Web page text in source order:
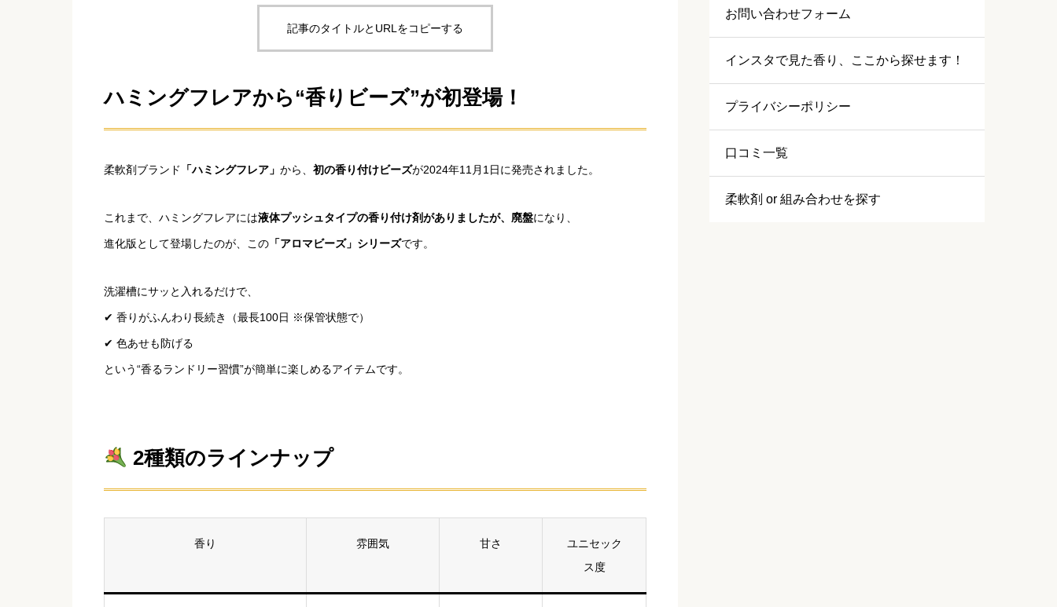
記事のタイトルとURLをコピーする
ハミングフレアから“香りビーズ”が初登場！
柔軟剤ブランド 「ハミングフレア」 から、 初の香り付けビーズが2024年11月1日に発売されました。
これまで、ハミングフレアには液体プッシュタイプの香り付け剤がありましたが、廃盤になり、
進化版として登場したのが、この 「アロマビーズ」シリーズです。
洗濯槽にサッと入れるだけで、
✔ 香りがふんわり長続き（最長100日 ※保管状態で）
✔ 色あせも防げる
という“香るランドリー習慣”が簡単に楽しめるアイテムです。
2種類のラインナップ
香り 雰囲気 甘さ
ユニセック
ス度
お問い合わせフォーム
インスタで見た香り、ここから探せます！
プライバシーポリシー
口コミ一覧
柔軟剤 or 組み合わせを探す